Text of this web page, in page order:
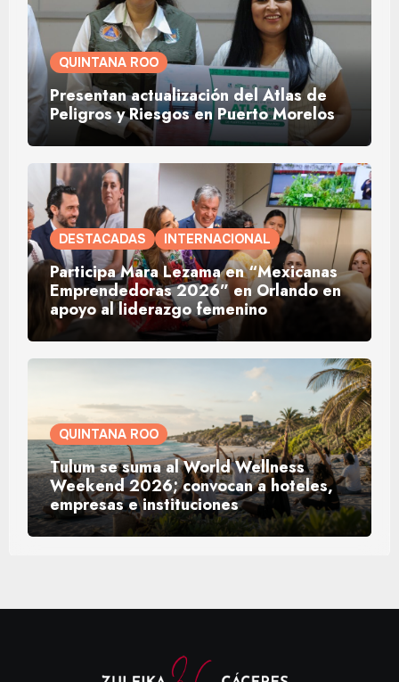
QUINTANA ROO
Presentan actualización del Atlas de
Peligros y Riesgos en Puerto Morelos
DESTACADAS INTERNACIONAL
Participa Mara Lezama en “Mexicanas
Emprendedoras 2026” en Orlando en
apoyo al liderazgo femenino
QUINTANA ROO
Tulum se suma al World Wellness
Weekend 2026; convocan a hoteles,
empresas e instituciones